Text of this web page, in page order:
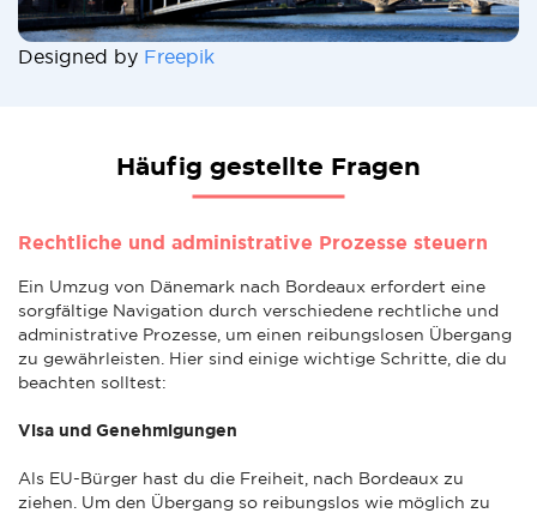
Designed by Freepik
Häufig gestellte Fragen
Rechtliche und administrative Prozesse steuern
Ein Umzug von Dänemark nach Bordeaux erfordert eine
sorgfältige Navigation durch verschiedene rechtliche und
administrative Prozesse, um einen reibungslosen Übergang
zu gewährleisten. Hier sind einige wichtige Schritte, die du
beachten solltest:
Visa und Genehmigungen
Als EU-Bürger hast du die Freiheit, nach Bordeaux zu
ziehen. Um den Übergang so reibungslos wie möglich zu